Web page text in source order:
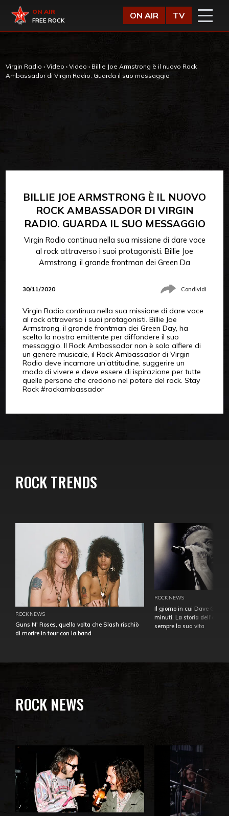
Virgin Radio
ON AIR
FREE ROCK
ON AIR TV
Virgin Radio › Video › Video › Billie Joe Armstrong è il nuovo Rock
Ambassador di Virgin Radio. Guarda il suo messaggio
BILLIE JOE ARMSTRONG È IL NUOVO
ROCK AMBASSADOR DI VIRGIN
RADIO. GUARDA IL SUO MESSAGGIO
Virgin Radio continua nella sua missione di dare voce
al rock attraverso i suoi protagonisti. Billie Joe
Armstrong, il grande frontman dei Green Da
30/11/2020 Condividi
Virgin Radio continua nella sua missione di dare voce
al rock attraverso i suoi protagonisti. Billie Joe
Armstrong, il grande frontman dei Green Day, ha
scelto la nostra emittente per diffondere il suo
messaggio. Il Rock Ambassador non è solo alfiere di
un genere musicale, il Rock Ambassador di Virgin
Radio deve incarnare un’attitudine, suggerire un
modo di vivere e deve essere di ispirazione per tutte
quelle persone che credono nel potere del rock. Stay
Rock #rockambassador
ROCK TRENDS
ROCK NEWS
Guns N' Roses, quella volta che Slash rischiò
di morire in tour con la band
ROCK NEWS
Il giorno in cui Dave
minuti. La storia
sempre la sua vita
ROCK NEWS